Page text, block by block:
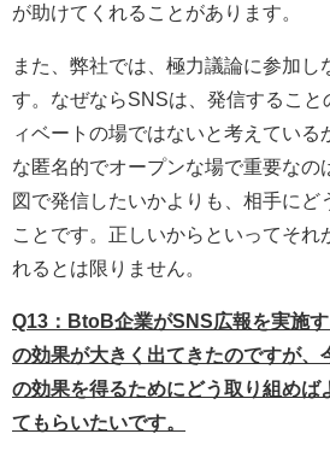
が助けてくれることがあります。
また、弊社では、極力議論に参加し
す。なぜならSNSは、発信すること
ィベートの場ではないと考えている
な匿名的でオープンな場で重要なの
図で発信したいかよりも、相手にど
ことです。正しいからといってそれ
れるとは限りません。
Q13：BtoB企業がSNS広報を実施
の効果が大きく出てきたのですが、
の効果を得るためにどう取り組めば
てもらいたいです。